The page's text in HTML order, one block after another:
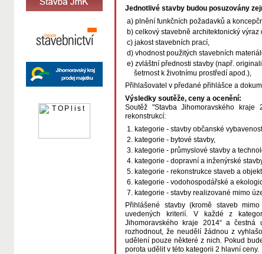
Jednotlivé stavby budou posuzovány
a) plnění funkčních požadavků a
b) celkový stavebně architektonický
c) jakost stavebních prací,
d) vhodnost použitých stavebních
e) zvláštní přednosti stavby (např.
šetrnost k životnímu prostředí apod.),
Přihlašovatel v předané přihlášce a
Výsledky soutěže, ceny a ocenění:
Soutěž "Stavba Jihomoravského
rekonstrukcí:
1. kategorie - stavby občanské
2. kategorie - bytové stavby,
3. kategorie - průmyslové stavby a
4. kategorie - dopravní a inženýrské
5. kategorie - rekonstrukce staveb a
6. kategorie - vodohospodářské a
7. kategorie - stavby realizované mimo
Přihlášené stavby (kromě staveb
uvedených kriterií. V každé z
Jihomoravského kraje 2014“ a
rozhodnout, že neudělí žádnou z
udělení pouze některé z nich. Pokud
porota udělit v této kategorii 2 hlavní ceny.